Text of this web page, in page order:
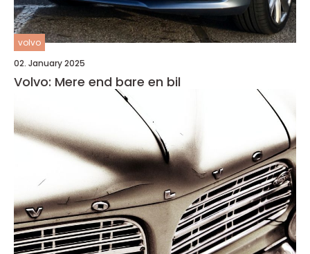
volvo
02. January 2025
Volvo: Mere end bare en bil